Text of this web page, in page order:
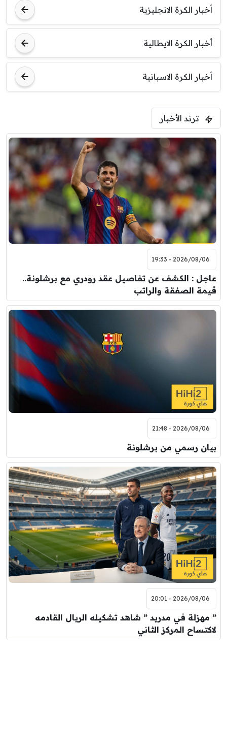
أخبار الكرة الانجليزية
أخبار الكرة الايطالية
أخبار الكرة الاسبانية
ترند الأخبار
2026/08/06 - 19:33
عاجل : الكشف عن تفاصيل عقد رودري مع برشلونة..
قيمة الصفقة والراتب
2026/08/06 - 21:48
بيان رسمي من برشلونة
2026/08/06 - 20:01
” مهزلة في مدريد ” شاهد تشكيله الريال القادمه
لاكتساح المركز الثاني